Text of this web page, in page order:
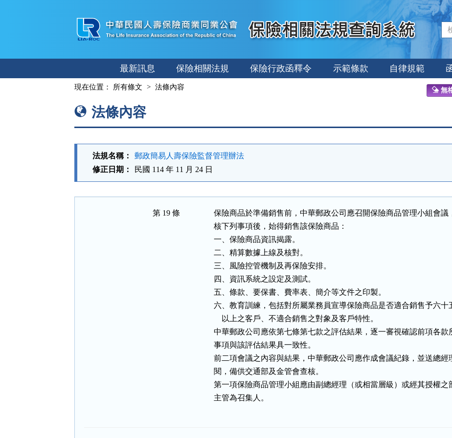
容
最新訊息 保險相關法規 保險行政函釋令 示範條款 自律規範
現在位置： 所有條文 法條內容 無
法條內容
法規名稱：
郵政簡易人壽保險監督管理辦法
修正日期：
民國 114 年 11 月 24 日
第 19 條
保險商品於準備銷售前，中華郵政公司應召開保險商品管理小組會議
核下列事項後，始得銷售該保險商品：
一、保險商品資訊揭露。
二、精算數據上線及核對。
三、風險控管機制及再保險安排。
四、資訊系統之設定及測試。
五、條款、要保書、費率表、簡介等文件之印製。
六、教育訓練，包括對所屬業務員宣導保險商品是否適合銷售予六十
    以上之客戶、不適合銷售之對象及客戶特性。
中華郵政公司應依第七條第七款之評估結果，逐一審視確認前項各款
事項與該評估結果具一致性。
前二項會議之內容與結果，中華郵政公司應作成會議紀錄，並送總經
閱，備供交通部及金管會查核。
第一項保險商品管理小組應由副總經理（或相當層級）或經其授權之
主管為召集人。